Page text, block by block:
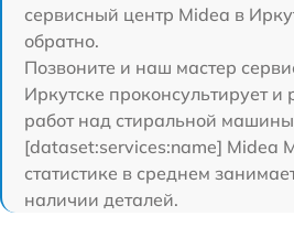
сервисный центр Midea в
обратно.
Позвоните и наш мастер
Иркутске проконсультирует и
работ над стиральной
[dataset:services:name] Midea
статистике в среднем
наличии деталей.